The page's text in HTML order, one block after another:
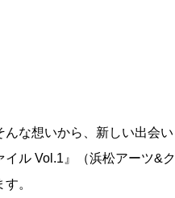
な想いから、新しい出会い
ル Vol.1』（浜松アーツ&ク
。